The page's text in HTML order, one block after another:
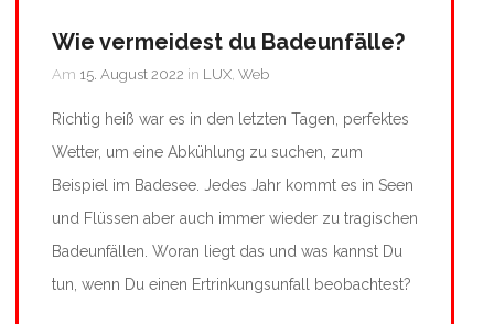
Wie vermeidest du Badeunfälle?
Am 15. August 2022 in LUX Web
Richtig heiß war es in den letzten Tagen, perfektes
Wetter, um eine Abkühlung zu suchen, zum
Beispiel im Badesee. Jedes Jahr kommt es in Seen
und Flüssen aber auch immer wieder zu tragischen
Badeunfällen. Woran liegt das und was kannst Du
tun, wenn Du einen Ertrinkungsunfall beobachtest?